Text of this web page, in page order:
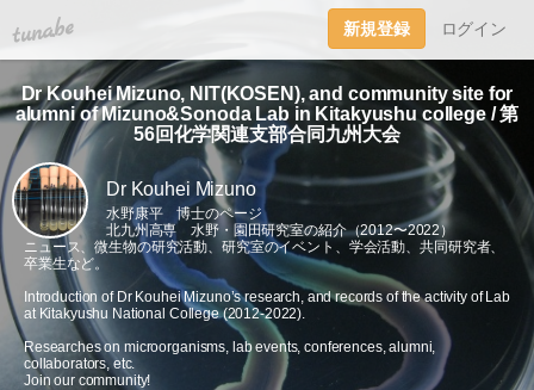
tuna.be 新規登録 ログイン
Dr Kouhei Mizuno, NIT(KOSEN), and community site for
alumni of Mizuno&Sonoda Lab in Kitakyushu college / 第
56回化学関連支部合同九州大会
Dr Kouhei Mizuno
水野康平 博士のページ
北九州高専 水野・園田研究室の紹介（2012〜2022）
ニュース、微生物の研究活動、研究室のイベント、学会活動、共同研究者、
卒業生など。
Introduction of Dr Kouhei Mizuno’s research, and records of the activity of Lab
at Kitakyushu National College (2012-2022).
Researches on microorganisms, lab events, conferences, alumni,
collaborators, etc.
Join our community!